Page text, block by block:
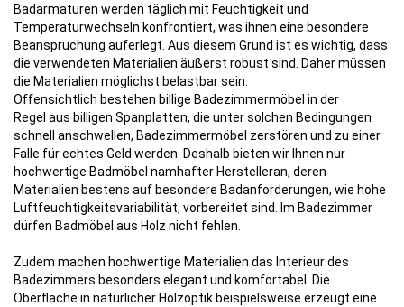
Badarmaturen werden täglich mit Feuchtigkeit und
Temperaturwechseln konfrontiert, was ihnen eine besondere
Beanspruchung auferlegt. Aus diesem Grund ist es wichtig, dass
die verwendeten Materialien äußerst robust sind. Daher müssen
die Materialien möglichst belastbar sein.
Offensichtlich bestehen billige Badezimmermöbel in der
Regel aus billigen Spanplatten, die unter solchen Bedingungen
schnell anschwellen, Badezimmermöbel zerstören und zu einer
Falle für echtes Geld werden. Deshalb bieten wir Ihnen nur
hochwertige Badmöbel namhafter Herstelleran, deren
Materialien bestens auf besondere Badanforderungen, wie hohe
Luftfeuchtigkeitsvariabilität, vorbereitet sind. Im Badezimmer
dürfen Badmöbel aus Holz nicht fehlen.
Zudem machen hochwertige Materialien das Interieur des
Badezimmers besonders elegant und komfortabel. Die
Oberfläche in natürlicher Holzoptik beispielsweise erzeugt eine